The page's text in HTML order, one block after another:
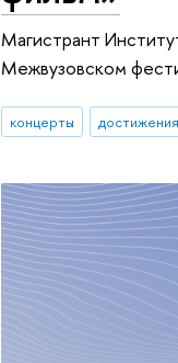
Магистрант
Межвузовском
концерты достижения